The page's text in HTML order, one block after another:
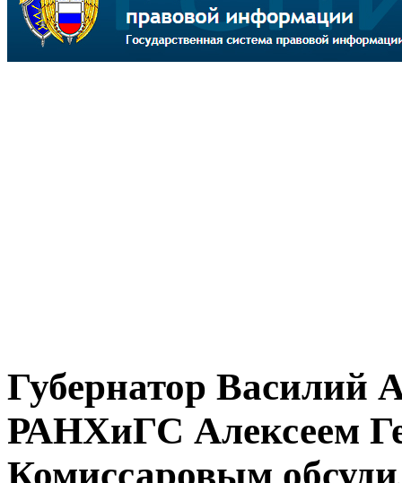
Губернатор Василий
РАНХиГС Алексеем
Комиссаровым